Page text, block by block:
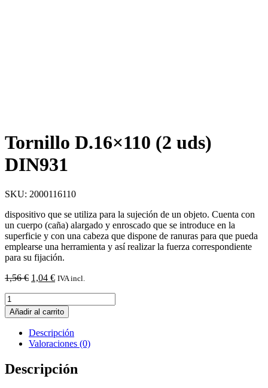
Tornillo D.16×110 (2 uds)
DIN931
SKU: 2000116110
dispositivo que se utiliza para la sujeción de un objeto. Cuenta con
un cuerpo (caña) alargado y enroscado que se introduce en la
superficie y con una cabeza que dispone de ranuras para que pueda
emplearse una herramienta y así realizar la fuerza correspondiente
para su fijación.
1,56€ El
era:
1,56 €.
1,04 €El
es:
1,04 €.
IVA incl.
Tornillo
D.16x110
(2
uds)
DIN931
cantidad
Añadir al carrito
Descripción
Valoraciones (0)
Descripción